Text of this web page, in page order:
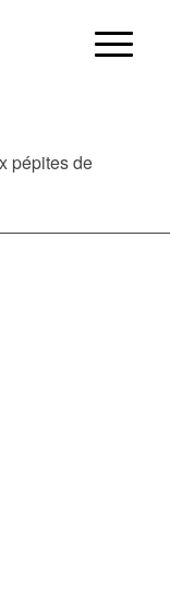
pépites de